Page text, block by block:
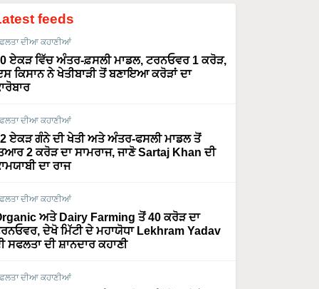
feeds
ਦੀਆ ਕਹਾਣੀਆਂ
ਏਕੜ ਵਿੱਚ ਅੰਤਰ-ਫ਼ਸਲੀ ਮਾਡਲ, ਟਰਨਓਵਰ 1 ਕਰੋੜ,
ਕਿਸਾਨ ਨੇ ਖੇਤੀਬਾੜੀ ਤੋਂ ਬਣਾਇਆ ਕਰੋੜਾਂ ਦਾ
ਦੀਆ ਕਹਾਣੀਆਂ
ਏਕੜ ਗੰਨੇ ਦੀ ਖੇਤੀ ਅਤੇ ਅੰਤਰ-ਫਸਲੀ ਮਾਡਲ ਤੋਂ
2 ਕਰੋੜ ਦਾ ਸਾਮਰਾਜ, ਜਾਣੋ Sartaj Khan ਦੀ
ਦਾ ਰਾਜ
ਦੀਆ ਕਹਾਣੀਆਂ
ਅਤੇ Dairy Farming ਤੋਂ 40 ਕਰੋੜ ਦਾ
ਦੇਖੋ ਮਿੱਟੀ ਦੇ ਮਹਾਯੋਧਾ Lekhram Yadav
ਸਫਲਤਾ ਦੀ ਸ਼ਾਨਦਾਰ ਕਹਾਣੀ
ਦੀਆ ਕਹਾਣੀਆਂ